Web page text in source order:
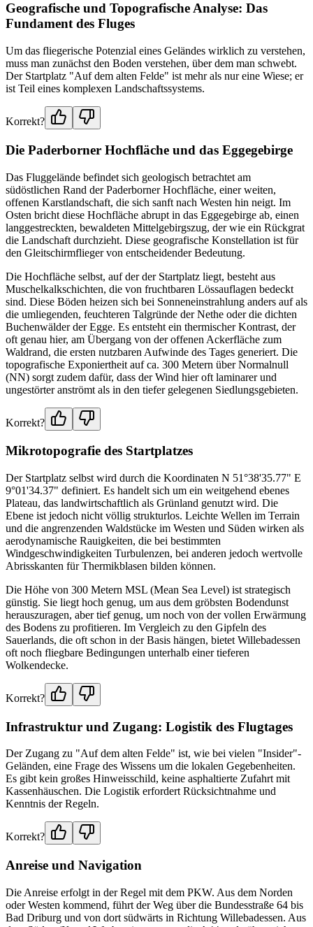
Geografische und Topografische Analyse: Das
Fundament des Fluges
Um das fliegerische Potenzial eines Geländes wirklich zu verstehen,
muss man zunächst den Boden verstehen, über dem man schwebt.
Der Startplatz "Auf dem alten Felde" ist mehr als nur eine Wiese; er
ist Teil eines komplexen Landschaftssystems.
Korrekt?
Die Paderborner Hochfläche und das Eggegebirge
Das Fluggelände befindet sich geologisch betrachtet am
südöstlichen Rand der Paderborner Hochfläche, einer weiten,
offenen Karstlandschaft, die sich sanft nach Westen hin neigt. Im
Osten bricht diese Hochfläche abrupt in das Eggegebirge ab, einen
langgestreckten, bewaldeten Mittelgebirgszug, der wie ein Rückgrat
die Landschaft durchzieht. Diese geografische Konstellation ist für
den Gleitschirmflieger von entscheidender Bedeutung.
Die Hochfläche selbst, auf der der Startplatz liegt, besteht aus
Muschelkalkschichten, die von fruchtbaren Lössauflagen bedeckt
sind. Diese Böden heizen sich bei Sonneneinstrahlung anders auf als
die umliegenden, feuchteren Talgründe der Nethe oder die dichten
Buchenwälder der Egge. Es entsteht ein thermischer Kontrast, der
oft genau hier, am Übergang von der offenen Ackerfläche zum
Waldrand, die ersten nutzbaren Aufwinde des Tages generiert. Die
topografische Exponiertheit auf ca. 300 Metern über Normalnull
(NN) sorgt zudem dafür, dass der Wind hier oft laminarer und
ungestörter anströmt als in den tiefer gelegenen Siedlungsgebieten.
Korrekt?
Mikrotopografie des Startplatzes
Der Startplatz selbst wird durch die Koordinaten N 51°38'35.77" E
9°01'34.37" definiert. Es handelt sich um ein weitgehend ebenes
Plateau, das landwirtschaftlich als Grünland genutzt wird. Die
Ebene ist jedoch nicht völlig strukturlos. Leichte Wellen im Terrain
und die angrenzenden Waldstücke im Westen und Süden wirken als
aerodynamische Rauigkeiten, die bei bestimmten
Windgeschwindigkeiten Turbulenzen, bei anderen jedoch wertvolle
Abrisskanten für Thermikblasen bilden können.
Die Höhe von 300 Metern MSL (Mean Sea Level) ist strategisch
günstig. Sie liegt hoch genug, um aus dem gröbsten Bodendunst
herauszuragen, aber tief genug, um noch von der vollen Erwärmung
des Bodens zu profitieren. Im Vergleich zu den Gipfeln des
Sauerlands, die oft schon in der Basis hängen, bietet Willebadessen
oft noch fliegbare Bedingungen unterhalb einer tieferen
Wolkendecke.
Korrekt?
Infrastruktur und Zugang: Logistik des Flugtages
Der Zugang zu "Auf dem alten Felde" ist, wie bei vielen "Insider"-
Geländen, eine Frage des Wissens um die lokalen Gegebenheiten.
Es gibt kein großes Hinweisschild, keine asphaltierte Zufahrt mit
Kassenhäuschen. Die Logistik erfordert Rücksichtnahme und
Kenntnis der Regeln.
Korrekt?
Anreise und Navigation
Die Anreise erfolgt in der Regel mit dem PKW. Aus dem Norden
oder Westen kommend, führt der Weg über die Bundesstraße 64 bis
Bad Driburg und von dort südwärts in Richtung Willebadessen. Aus